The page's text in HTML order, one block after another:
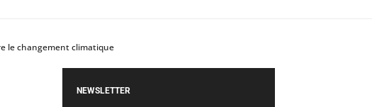
le changement climatique
NEWSLETTER